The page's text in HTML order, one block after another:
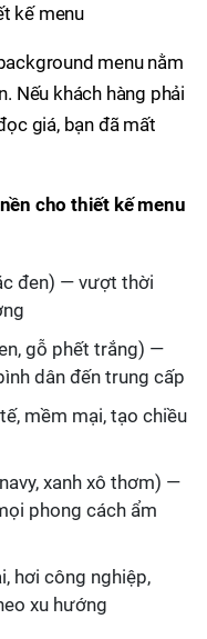
kế menu
menu nằm
Nếu khách hàng phải
giá, bạn đã mất
cho thiết kế menu
đen) — vượt thời
gỗ phết trắng) —
dân đến trung cấp
mềm mại, tạo chiều
xanh xô thơm) —
phong cách ẩm
hơi công nghiệp,
xu hướng